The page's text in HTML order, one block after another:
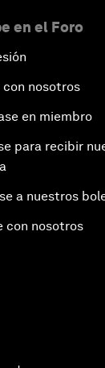
en el Foro
con nosotros
en miembro
para recibir
a nuestros
con nosotros